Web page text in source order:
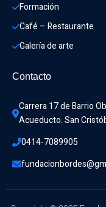
Formación
Café – Restaurante
Galería de arte
Contacto
Carrera 17 de Barrio
Acueducto. San
0414-7089905